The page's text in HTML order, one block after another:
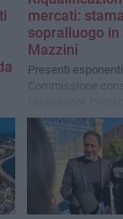
mercati:
sopralluogo in
Mazzini
Presenti
Commissione